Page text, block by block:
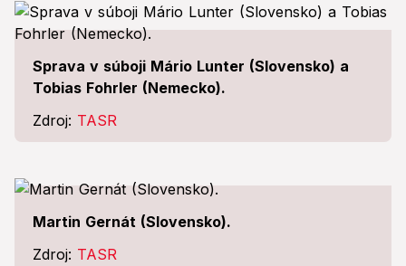
Sprava v súboji Mário Lunter (Slovensko) a
Tobias Fohrler (Nemecko).
Zdroj: TASR
Martin Gernát (Slovensko).
Zdroj: TASR